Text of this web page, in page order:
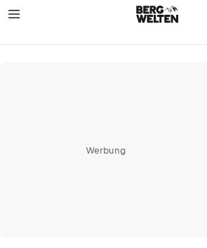
Werbung